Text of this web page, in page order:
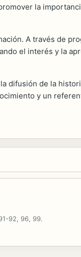
la
A través de
el interés y la
difusión de la
y un
92, 96, 99.